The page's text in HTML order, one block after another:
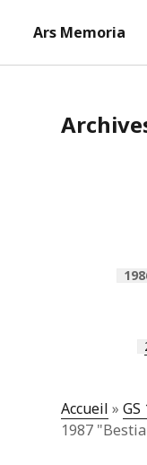
Ars Memoria
Accueil »
1987